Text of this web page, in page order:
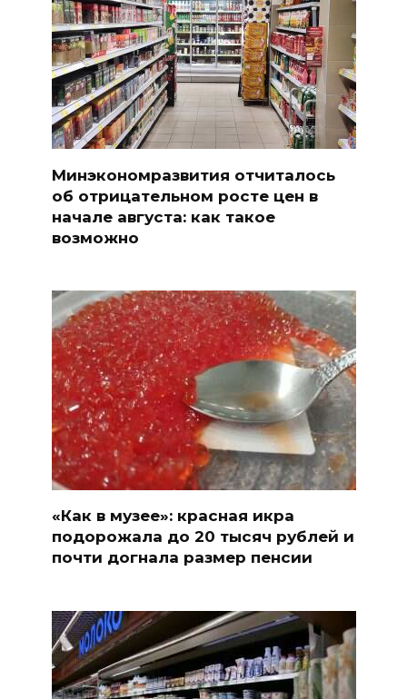
Минэкономразвития отчиталось
об отрицательном росте цен в
начале августа: как такое
возможно
«Как в музее»: красная икра
подорожала до 20 тысяч рублей и
почти догнала размер пенсии